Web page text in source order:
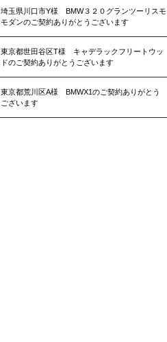
埼玉県川口市Y様 BMW３２０グランツーリスモ
モダンのご契約ありがとうございます
東京都世田谷区T様 キャデラックフリートウッ
ドのご契約ありがとうございます
東京都荒川区A様 BMWX1のご契約ありがとう
ございます